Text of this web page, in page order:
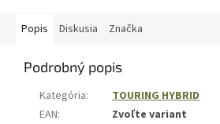
Popis Diskusia Značka
Podrobný popis
Kategória:
TOURING HYBRID
EAN:
Zvoľte variant